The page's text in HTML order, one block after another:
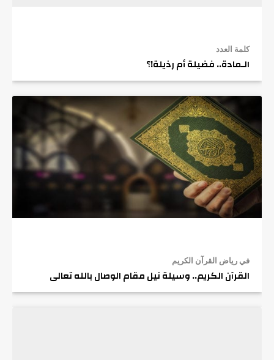
كلمة العدد
الـمادة.. فضيلة أم رذيلة!؟
في رياض القرآن الكريم
القرآن الكريم.. وسيلة نيل مقام الوصال بالله تعالى